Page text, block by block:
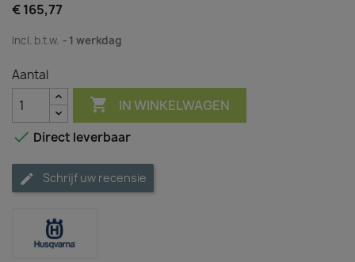
€ 165,77
Incl. b.t.w. 1 werkdag
Aantal
 IN WINKELWAGEN
 Direct leverbaar
Schrijf uw recensie